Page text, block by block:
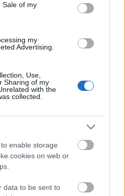
Sale of my
my
Advertising.
Use,
Sharing of my
with the
collected.
enable storage
cookies on web or
data to be sent to
να συνδεθείς
Σύνδεση
το πρώτο σχόλιο...